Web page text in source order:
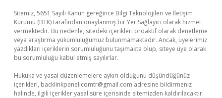
Sitemiz, 5651 Sayılı Kanun gereğince Bilgi Teknolojileri ve İletişim
Kurumu (BTK) tarafından onaylanmış bir Yer Sağlayıcı olarak hizmet
vermektedir. Bu nedenle, sitedeki içerikleri proaktif olarak denetleme
veya araştırma yükümlülüğümüz bulunmamaktadır. Ancak, üyelerimiz
yazdıkları içeriklerin sorumluluğunu taşımakta olup, siteye üye olarak
bu sorumluluğu kabul etmiş sayılırlar.
Hukuka ve yasal düzenlemelere aykırı olduğunu düşündüğünüz
içerikleri, backlinkpanelicomtr@gmail.com adresine bildirmeniz
halinde, ilgili içerikler yasal süre içerisinde sitemizden kaldırılacaktır.